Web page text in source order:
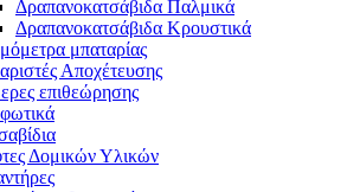
Δραπανοκατσάβιδα Παλμικά
Δραπανοκατσάβιδα Κρουστικά
μπαταρίας
Αποχέτευσης
επιθεώρησης
Δομικών Υλικών